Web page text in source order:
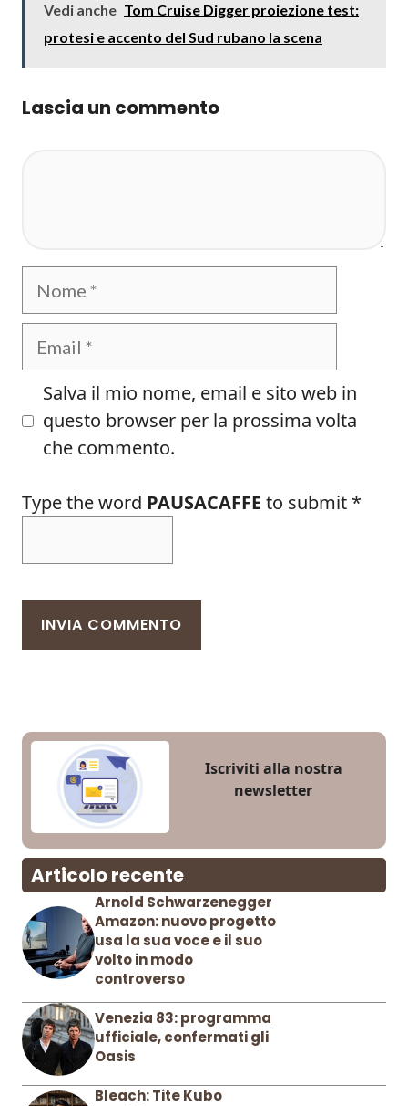
Vedi anche Tom Cruise Digger proiezione test:
protesi e accento del Sud rubano la scena
Lascia un commento
Nome
Email
Salva il mio nome, email e sito web in
questo browser per la prossima volta
che commento.
Type the word PAUSACAFFE to submit *
Iscriviti alla nostra
newsletter
Articolo recente
Arnold Schwarzenegger
Amazon: nuovo progetto
usa la sua voce e il suo
volto in modo
controverso
Venezia 83: programma
ufficiale, confermati gli
Oasis
Bleach: Tite Kubo